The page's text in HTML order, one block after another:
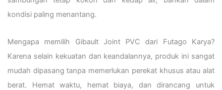
kondisi paling menantang.
Mengapa memilih Gibault Joint PVC dari Futago Karya?
Karena selain kekuatan dan keandalannya, produk ini sangat
mudah dipasang tanpa memerlukan perekat khusus atau alat
berat. Hemat waktu, hemat biaya, dan dirancang untuk